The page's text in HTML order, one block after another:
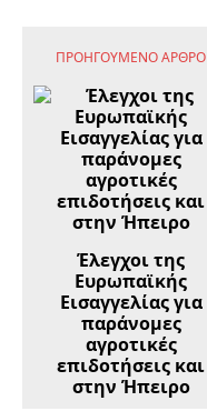
ΠΡΟΗΓΟΎΜΕΝΟ ΆΡΘΡΟ
Έλεγχοι της
Ευρωπαϊκής
Εισαγγελίας για
παράνομες
αγροτικές
επιδοτήσεις και
στην Ήπειρο